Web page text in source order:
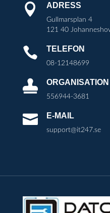
 ADRESS
Gullmarsplan 4
121 40
 TELEFON
08-12148699
 ORGANISATION
556944-3681
 E-MAIL
support@it247.se